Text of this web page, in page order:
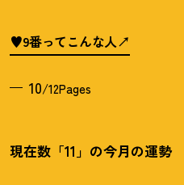
♥9番ってこんな人
10/12Pages
現在数「11」の今月の運勢